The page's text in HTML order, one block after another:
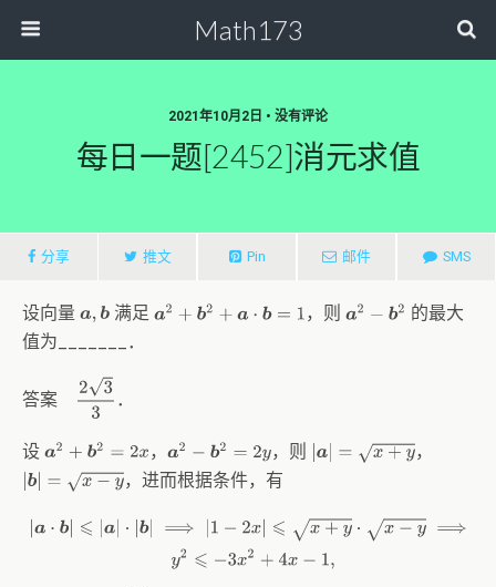
Math173
2021年10月2日 • 没有评论
每日一题[2452]消元求值
分享 推文 Pin 邮件 SMS
设向量 a,b 满足 a2+ b2 +a⋅ b= 1 ，则 a2− b2
的最大
值为_______．
答案
23 3
．
设 a2+ b2 =2 x ， a2− b2 =2 y ，则 a|= x+y ，
b| x− y ，进而根据条件，有
|a b|⩽ a |⋅|b ⟹|1− 2x ⩽x +y⋅x −y⟹y2⩽−3x2 + 4x−1,